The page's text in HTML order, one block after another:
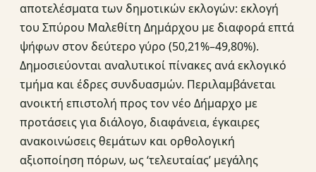
αποτελέσματα των δημοτικών εκλογών: εκλογή
του Σπύρου Μαλεθίτη Δημάρχου με διαφορά επτά
ψήφων στον δεύτερο γύρο (50,21%–49,80%).
Δημοσιεύονται αναλυτικοί πίνακες ανά εκλογικό
τμήμα και έδρες συνδυασμών. Περιλαμβάνεται
ανοικτή επιστολή προς τον νέο Δήμαρχο με
προτάσεις για διάλογο, διαφάνεια, έγκαιρες
ανακοινώσεις θεμάτων και ορθολογική
αξιοποίηση πόρων, ως ‘τελευταίας’ μεγάλης